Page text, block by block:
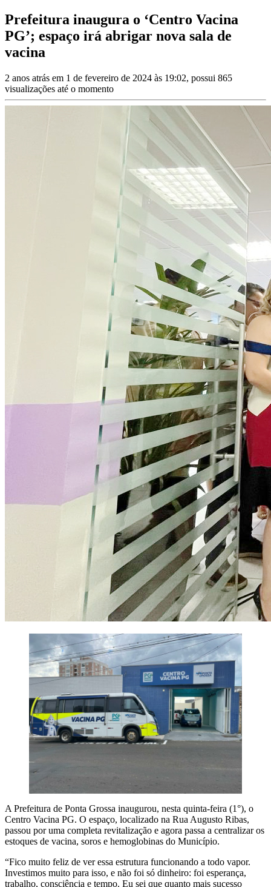
Prefeitura inaugura o ‘Centro Vacina
PG’; espaço irá abrigar nova sala de
vacina
2 anos atrás em 1 de fevereiro de 2024 às 19:02, possui 865
visualizações até o momento
A Prefeitura de Ponta Grossa inaugurou, nesta quinta-feira (1°), o
Centro Vacina PG. O espaço, localizado na Rua Augusto Ribas,
passou por uma completa revitalização e agora passa a centralizar os
estoques de vacina, soros e hemoglobinas do Município.
“Fico muito feliz de ver essa estrutura funcionando a todo vapor.
Investimos muito para isso, e não foi só dinheiro: foi esperança,
trabalho, consciência e tempo. Eu sei que quanto mais sucesso